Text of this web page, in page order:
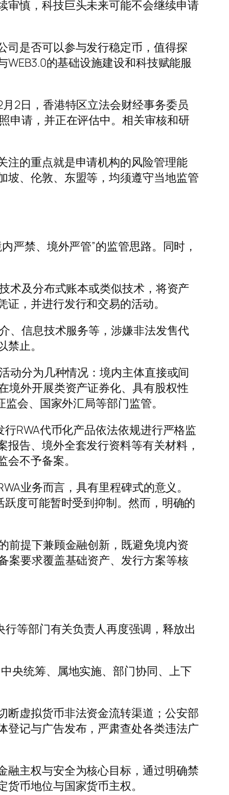
审慎，科技巨头未来可能不会继续申请
是否可以参与发行稳定币，值得探
的基础设施建设和科技赋能服
2日，香港特区立法会财经事务委员
申请，并正在评估中。相关审核和研
的重点就是申请机构的风险管理能
坡、伦敦、东盟等，均须遵守当地监管
禁、境外严管”的监管思路。同时，
及分布式账本或类似技术，将资产
，并进行发行和交易的活动。
信息技术服务等，涉嫌非法发售代
止。
分为几种情况：境内主体直接或间
境外开展类资产证券化、具有股权性
会、国家外汇局等部门监管。
RWA代币化产品依法依规进行严格监
告、境外全套发行资料等有关材料，
不予备案。
业务而言，具有里程碑式的意义。
度可能暂时受到抑制。然而，明确的
提下兼顾金融创新，既避免境内资
案要求覆盖基础资产、发行方案等核
等部门有关负责人再度强调，释放出
统筹、属地实施、部门协同、上下
虚拟货币非法资金流转渠道；公安部
登记与广告发布，严肃查处各类违法广
主权与安全为核心目标，通过明确禁
币地位与国家货币主权。